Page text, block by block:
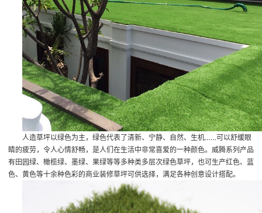
人造草坪以绿色为主，绿色代表了清新、宁静、自然、生机……可以舒缓眼
睛的疲劳，令人心情舒畅，是人们在生活中非常喜爱的一种颜色。威腾系列产品
有田园绿、橄榄绿、墨绿、果绿等等多种类多层次绿色草坪，也可生产红色、蓝
色、黄色等十余种色彩的商业装修草坪可供选择，满足各种创意设计搭配。